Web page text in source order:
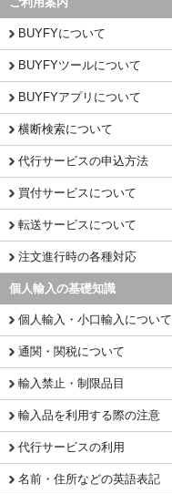
BUYFYについて
BUYFYツールについて
BUYFYアプリについて
横断検索について
代行サービスの申込方法
買付サービスについて
転送サービスについて
注文進行時の各種対応
個人輸入の基礎知識
個人輸入・小口輸入について
通関・関税について
輸入禁止・制限品目
輸入品を利用する際の注意
代行サービスの利用
名前・住所などの英語表記